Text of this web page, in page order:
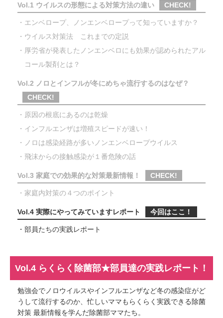
Vol.1 ウイルスの形態による対策方法の違い CHECK!
・エンベロープ、ノンエンベロープって知っていますか？
・ウイルス対策法 これまでの定説
・厚労省が発表したノンエンベロにも効果が認められたアル
コール製剤とは？
Vol.2 ノロとインフルが冬にめちゃ流行するのはなぜ？
CHECK!
・原因の根底にあるのは乾燥
・インフルエンザは増殖スピードが速い！
・ノロは感染経路が多いノンエンベロープウイルス
・飛沫からの接触感染が１番危険の話
Vol.3 家庭での効果的な対策最新情報！ CHECK!
・家庭内対策の４つのポイント
Vol.4 実際にやってみていますレポート 今回はここ！
・部員たちの実践レポート
Vol.4 らくらく除菌部★部員達の実践レポート！
勉強会でノロウイルスやインフルエンザなど冬の感染症がど
うして流行するのか、忙しいママもらくらく実践できる除菌
対策 最新情報を学んだ除菌部ママたち。